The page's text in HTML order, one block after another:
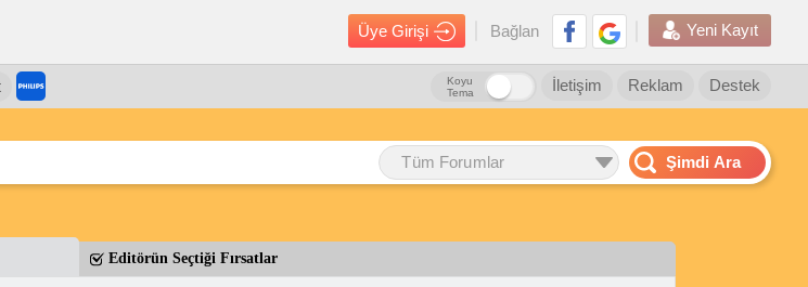
Üye Girişi Bağlan Yeni Kayıt
Destek
Reklam
İletişim
Koyu
Tema
Tüm Forumlar Şimdi Ara
Editörün Seçtiği Fırsatlar